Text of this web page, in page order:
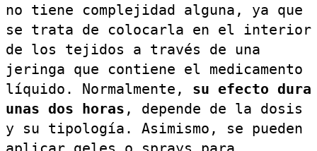
no tiene complejidad alguna, ya que
se trata de colocarla en el interior
de los tejidos a través de una
jeringa que contiene el medicamento
líquido. Normalmente, su efecto dura
unas dos horas , depende de la dosis
y su tipología. Asimismo, se pueden